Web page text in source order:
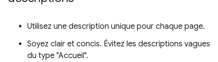
Utilisez une description unique pour chaque page.
Soyez clair et concis. Évitez les descriptions vagues
du type "Accueil".